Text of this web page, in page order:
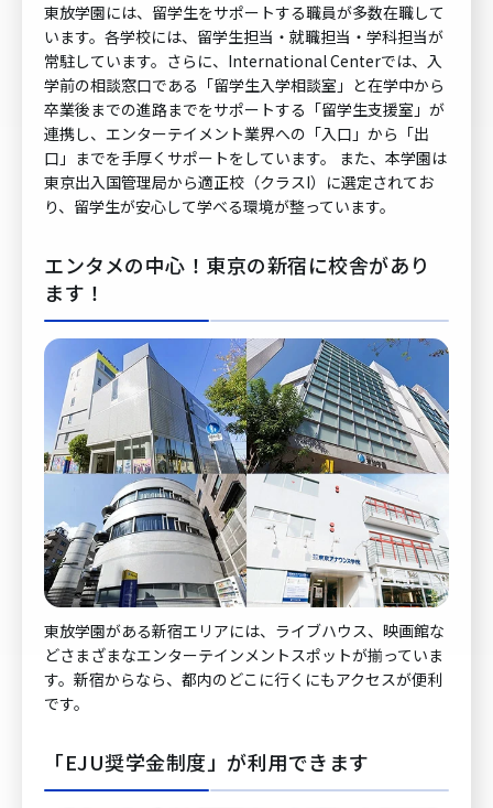
東放学園には、留学生をサポートする職員が多数在職して
います。各学校には、留学生担当・就職担当・学科担当が
常駐しています。さらに、International Centerでは、入
学前の相談窓口である「留学生入学相談室」と在学中から
卒業後までの進路までをサポートする「留学生支援室」が
連携し、エンターテイメント業界への「入口」から「出
口」までを手厚くサポートをしています。 また、本学園は
東京出入国管理局から適正校（クラスI）に選定されてお
り、留学生が安心して学べる環境が整っています。
エンタメの中心！東京の新宿に校舎があり
ます！
東放学園がある新宿エリアには、ライブハウス、映画館な
どさまざまなエンターテインメントスポットが揃っていま
す。新宿からなら、都内のどこに行くにもアクセスが便利
です。
「EJU奨学金制度」が利用できます